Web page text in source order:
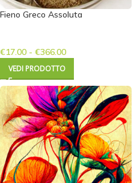
Fieno Greco Assoluta
€17.00 - €366.00
VEDI PRODOTTO